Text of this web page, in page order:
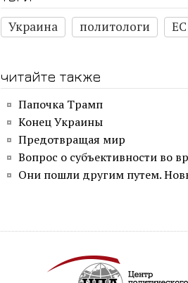
Украина
политологи ЕС
читайте также
Папочка Трамп
Конец Украины
Предотвращая мир
Вопрос о субъективности во
Они пошли другим путем.